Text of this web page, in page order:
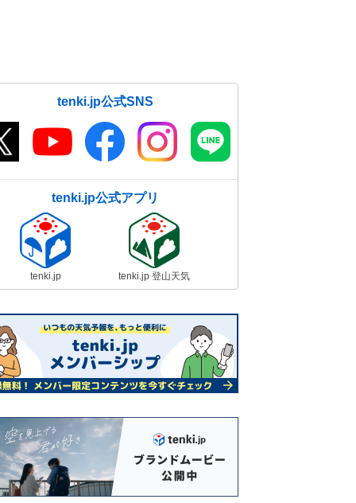
tenki.jp公式SNS
tenki.jp公式アプリ
tenki.jp tenki.jp 登山天気